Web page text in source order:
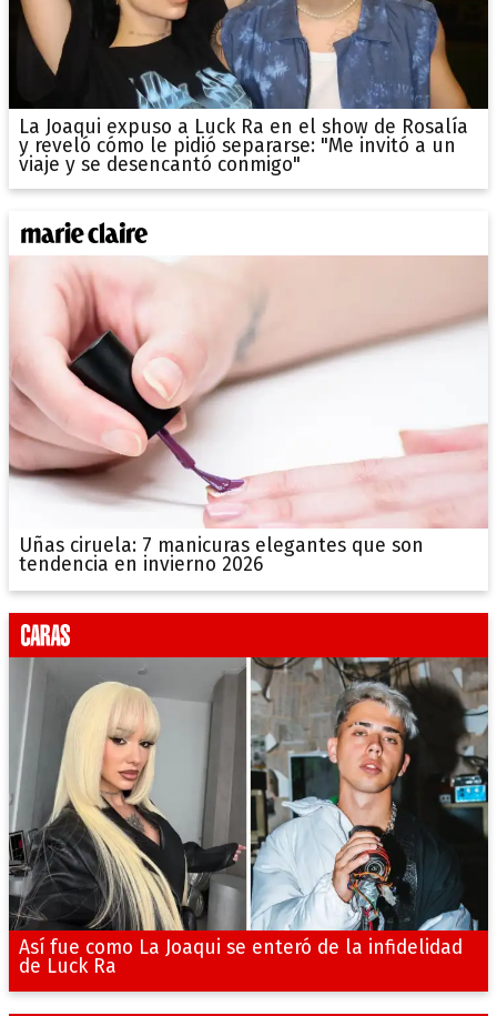
La Joaqui expuso a Luck Ra en el show de Rosalía
y reveló cómo le pidió separarse: "Me invitó a un
viaje y se desencantó conmigo"
Uñas ciruela: 7 manicuras elegantes que son
tendencia en invierno 2026
Así fue como La Joaqui se enteró de la infidelidad
de Luck Ra